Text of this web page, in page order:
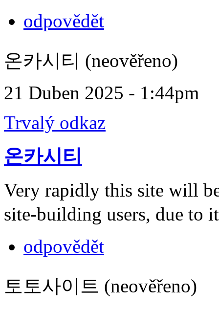
odpovědět
온카시티 (neověřeno)
21 Duben 2025 - 1:44pm
Trvalý odkaz
온카시티
Very rapidly this site will
site-building users, due to
odpovědět
토토사이트 (neověřeno)